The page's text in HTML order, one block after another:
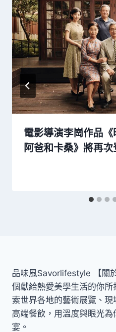
電影導演李崗作品
阿爸和卡桑》將再次
品味風Savorlifestyle 【關
個獻給熱愛美學生活的你
索世界各地的藝術展覽、
高端餐飲，用溫度與眼光
宴。